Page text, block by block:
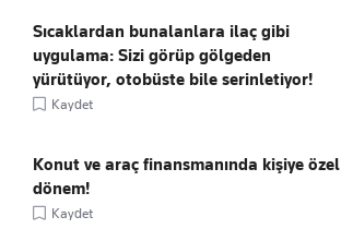
Sıcaklardan bunalanlara ilaç gibi
uygulama: Sizi görüp gölgeden
yürütüyor, otobüste bile serinletiyor!
Kaydet
Konut ve araç finansmanında kişiye özel
dönem!
Kaydet